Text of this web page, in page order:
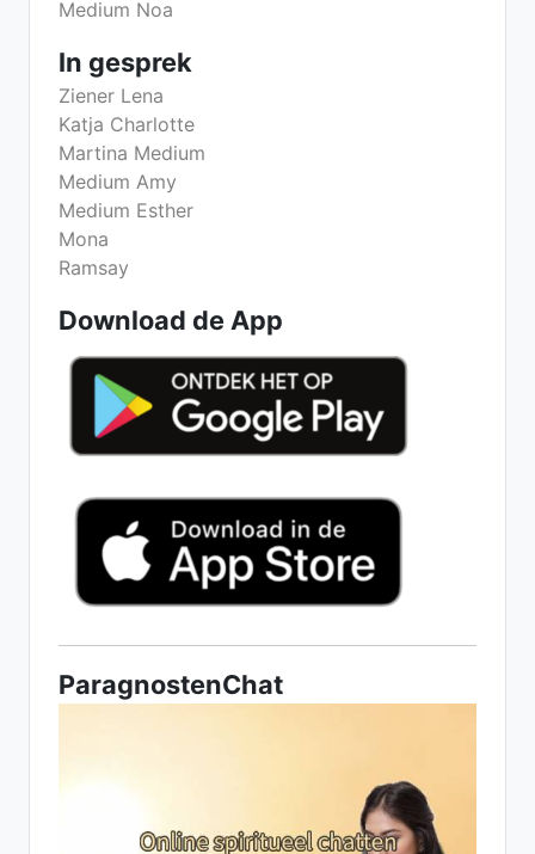
Medium Noa
In gesprek
Ziener Lena
Katja Charlotte
Martina Medium
Medium Amy
Medium Esther
Mona
Ramsay
Download de App
ParagnostenChat